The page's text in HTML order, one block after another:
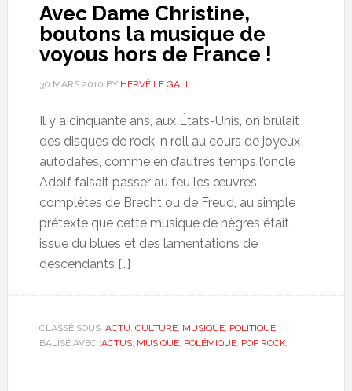
Avec Dame Christine,
boutons la musique de
voyous hors de France !
30 MARS 2010 BY HERVÉ LE GALL
Il y a cinquante ans, aux États-Unis, on brûlait
des disques de rock ‘n roll au cours de joyeux
autodafés, comme en d’autres temps l’oncle
Adolf faisait passer au feu les œuvres
complètes de Brecht ou de Freud, au simple
prétexte que cette musique de nègres était
issue du blues et des lamentations de
descendants […]
CLASSÉ SOUS :ACTU CULTURE, MUSIQUE, POLITIQUE
BALISÉ AVEC :ACTUS, MUSIQUE, POLÉMIQUE, POP ROCK